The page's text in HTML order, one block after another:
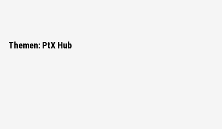
anderen Erfindung
Themen: PtX Hub